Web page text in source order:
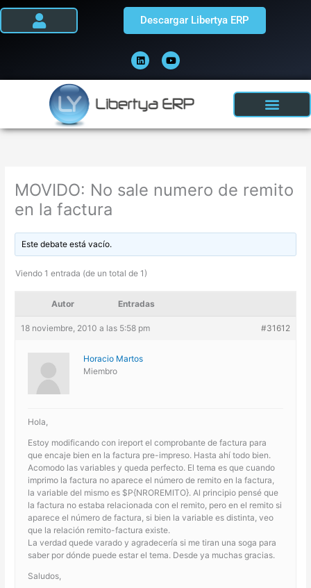
Ir
i
n
k
e
i
n
o
u
t
u
e
Descargar Libertya ERP
MOVIDO: No sale numero de remito
en la factura
Este debate está vacío.
Viendo 1 entrada (de un total de 1)
Autor Entradas
18 noviembre, 2010 a las 5:58 pm #31612
Horacio Martos
Miembro
Hola,
Estoy modificando con ireport el comprobante de factura para
que encaje bien en la factura pre-impreso. Hasta ahí todo bien.
Acomodo las variables y queda perfecto. El tema es que cuando
imprimo la factura no aparece el número de remito en la factura,
la variable del mismo es $P{NROREMITO}. Al principio pensé que
la factura no estaba relacionada con el remito, pero en el remito si
aparece el número de factura, si bien la variable es distinta, veo
que la relación remito-factura existe.
La verdad quede varado y agradecería si me tiran una soga para
saber por dónde puede estar el tema. Desde ya muchas gracias.
Saludos,